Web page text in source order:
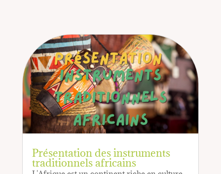
Présentation des instruments
traditionnels africains